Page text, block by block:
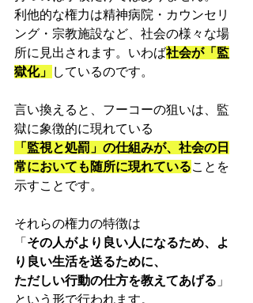
利他的な権力は精神病院・カウンセリ
ング・宗教施設など、社会の様々な場
所に見出されます。いわば社会が「監
獄化」
しているのです。
言い換えると、フーコーの狙いは、監
獄に象徴的に現れている
「監視と処罰」の仕組みが、社会の日
常においても随所に現れていることを
示すことです。
それらの権力の特徴は
「 その人がより良い人になるため、よ
り良い生活を送るために、
ただしい行動の仕方を教えてあげる 」
という形で行われます。